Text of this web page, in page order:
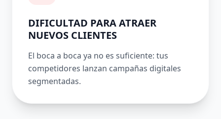
DIFICULTAD PARA ATRAER
NUEVOS CLIENTES
El boca a boca ya no es suficiente: tus
competidores lanzan campañas digitales
segmentadas.